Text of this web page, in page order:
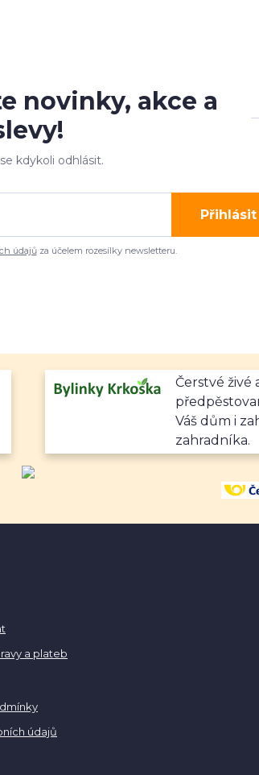
novinky, akce a
kdykoli odhlásit.
Přihlásit
údajůza účelem rozesílky newsletteru.
Čerstvé živé
Váš dům i
zahradníka.
a plateb
údajů